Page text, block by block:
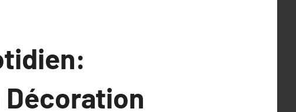
Décoration